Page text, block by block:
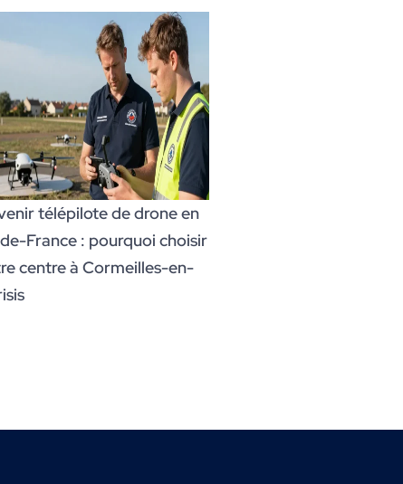
télépilote de drone en
France : pourquoi choisir
centre à Cormeilles-en-